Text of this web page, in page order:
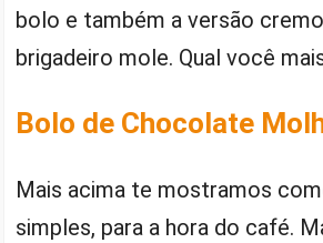
bolo e também a versão
brigadeiro mole. Qual você
Bolo de Chocolate
Mais acima te mostramos
simples, para a hora do café.